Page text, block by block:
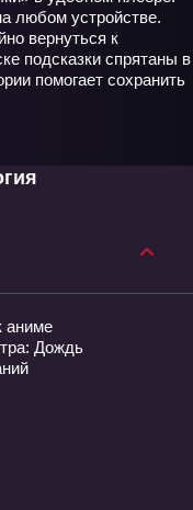
любом устройстве.
вернуться к
подсказки спрятаны в
помогает сохранить